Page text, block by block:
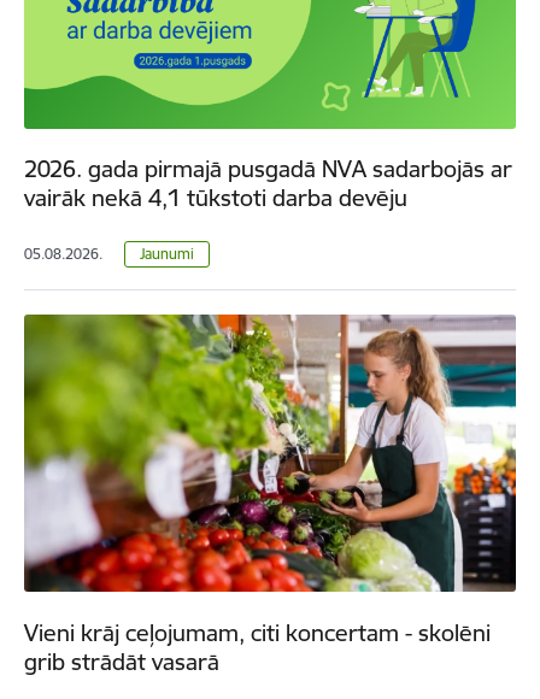
2026. gada pirmajā pusgadā NVA sadarbojās ar
vairāk nekā 4,1 tūkstoti darba devēju
05.08.2026. Jaunumi
Vieni krāj ceļojumam, citi koncertam - skolēni
grib strādāt vasarā